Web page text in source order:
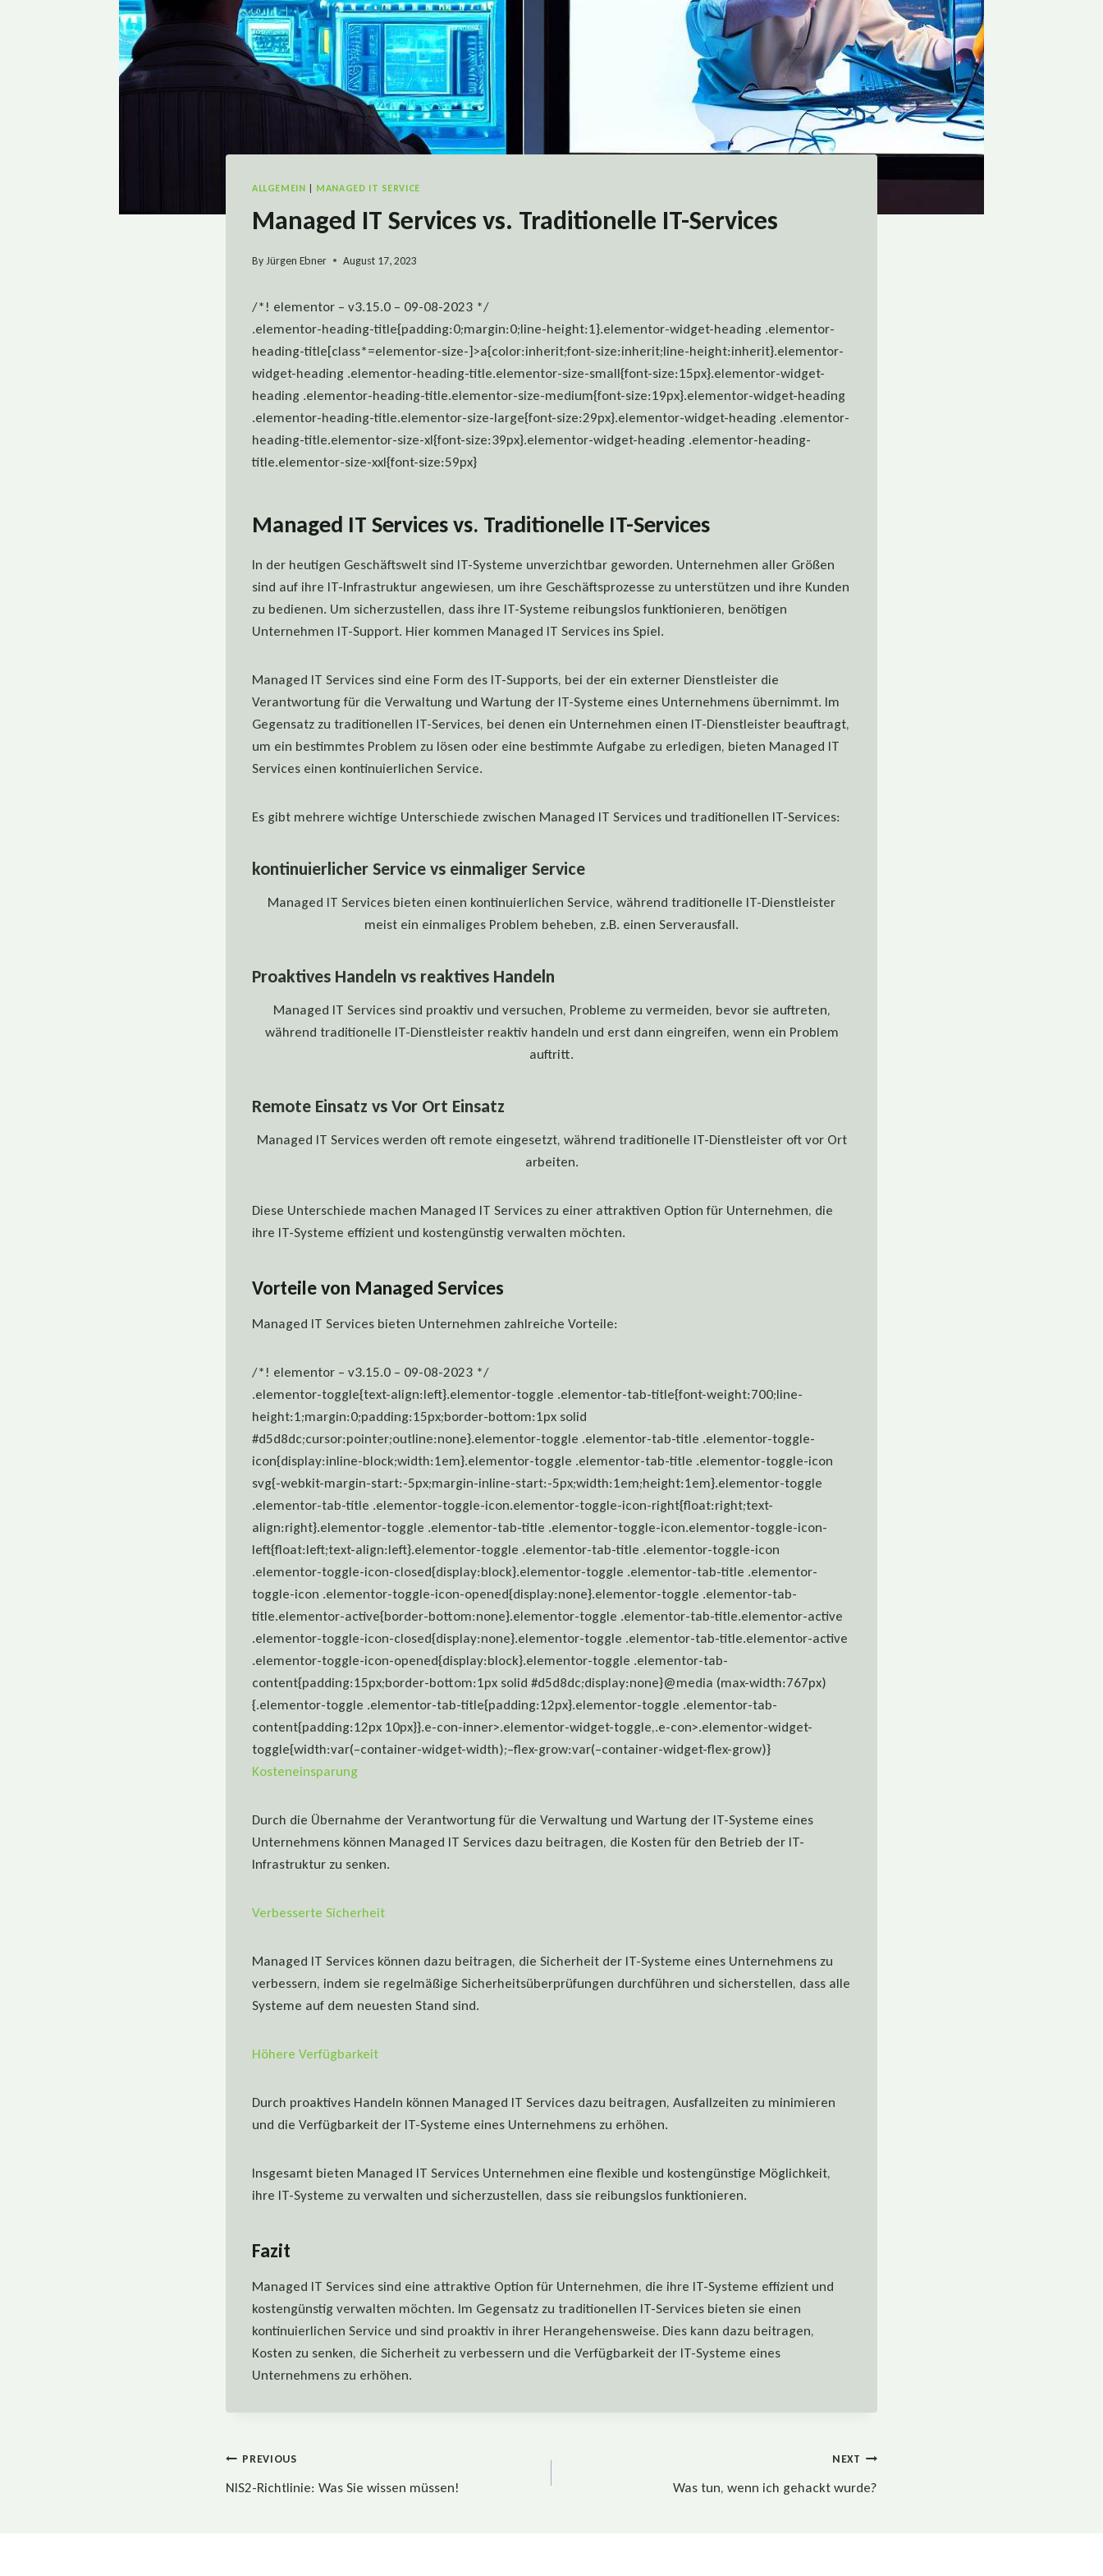
ALLGEMEIN MANAGED IT SERVICE
Managed IT Services vs. Traditionelle IT-Services
ByJürgen Ebner August 17, 2023
/*! elementor – v3.15.0 – 09-08-2023 */
.elementor-heading-title{padding:0;margin:0;line-height:1}.elementor-widget-heading .elementor-
heading-title[class*=elementor-size-]>a{color:inherit;font-size:inherit;line-height:inherit}.elementor-
widget-heading .elementor-heading-title.elementor-size-small{font-size:15px}.elementor-widget-
heading .elementor-heading-title.elementor-size-medium{font-size:19px}.elementor-widget-heading
.elementor-heading-title.elementor-size-large{font-size:29px}.elementor-widget-heading .elementor-
heading-title.elementor-size-xl{font-size:39px}.elementor-widget-heading .elementor-heading-
title.elementor-size-xxl{font-size:59px}
Managed IT Services vs. Traditionelle IT-Services
In der heutigen Geschäftswelt sind IT-Systeme unverzichtbar geworden. Unternehmen aller Größen
sind auf ihre IT-Infrastruktur angewiesen, um ihre Geschäftsprozesse zu unterstützen und ihre Kunden
zu bedienen. Um sicherzustellen, dass ihre IT-Systeme reibungslos funktionieren, benötigen
Unternehmen IT-Support. Hier kommen Managed IT Services ins Spiel.
Managed IT Services sind eine Form des IT-Supports, bei der ein externer Dienstleister die
Verantwortung für die Verwaltung und Wartung der IT-Systeme eines Unternehmens übernimmt. Im
Gegensatz zu traditionellen IT-Services, bei denen ein Unternehmen einen IT-Dienstleister beauftragt,
um ein bestimmtes Problem zu lösen oder eine bestimmte Aufgabe zu erledigen, bieten Managed IT
Services einen kontinuierlichen Service.
Es gibt mehrere wichtige Unterschiede zwischen Managed IT Services und traditionellen IT-Services:
kontinuierlicher Service vs einmaliger Service
Managed IT Services bieten einen kontinuierlichen Service, während traditionelle IT-Dienstleister
meist ein einmaliges Problem beheben, z.B. einen Serverausfall.
Proaktives Handeln vs reaktives Handeln
Managed IT Services sind proaktiv und versuchen, Probleme zu vermeiden, bevor sie auftreten,
während traditionelle IT-Dienstleister reaktiv handeln und erst dann eingreifen, wenn ein Problem
auftritt.
Remote Einsatz vs Vor Ort Einsatz
Managed IT Services werden oft remote eingesetzt, während traditionelle IT-Dienstleister oft vor Ort
arbeiten.
Diese Unterschiede machen Managed IT Services zu einer attraktiven Option für Unternehmen, die
ihre IT-Systeme effizient und kostengünstig verwalten möchten.
Vorteile von Managed Services
Managed IT Services bieten Unternehmen zahlreiche Vorteile:
/*! elementor – v3.15.0 – 09-08-2023 */
.elementor-toggle{text-align:left}.elementor-toggle .elementor-tab-title{font-weight:700;line-
height:1;margin:0;padding:15px;border-bottom:1px solid
#d5d8dc;cursor:pointer;outline:none}.elementor-toggle .elementor-tab-title .elementor-toggle-
icon{display:inline-block;width:1em}.elementor-toggle .elementor-tab-title .elementor-toggle-icon
svg{-webkit-margin-start:-5px;margin-inline-start:-5px;width:1em;height:1em}.elementor-toggle
.elementor-tab-title .elementor-toggle-icon.elementor-toggle-icon-right{float:right;text-
align:right}.elementor-toggle .elementor-tab-title .elementor-toggle-icon.elementor-toggle-icon-
left{float:left;text-align:left}.elementor-toggle .elementor-tab-title .elementor-toggle-icon
.elementor-toggle-icon-closed{display:block}.elementor-toggle .elementor-tab-title .elementor-
toggle-icon .elementor-toggle-icon-opened{display:none}.elementor-toggle .elementor-tab-
title.elementor-active{border-bottom:none}.elementor-toggle .elementor-tab-title.elementor-active
.elementor-toggle-icon-closed{display:none}.elementor-toggle .elementor-tab-title.elementor-active
.elementor-toggle-icon-opened{display:block}.elementor-toggle .elementor-tab-
content{padding:15px;border-bottom:1px solid #d5d8dc;display:none}@media (max-width:767px)
{.elementor-toggle .elementor-tab-title{padding:12px}.elementor-toggle .elementor-tab-
content{padding:12px 10px}}.e-con-inner>.elementor-widget-toggle,.e-con>.elementor-widget-
toggle{width:var(–container-widget-width);–flex-grow:var(–container-widget-flex-grow)}
Kosteneinsparung
Durch die Übernahme der Verantwortung für die Verwaltung und Wartung der IT-Systeme eines
Unternehmens können Managed IT Services dazu beitragen, die Kosten für den Betrieb der IT-
Infrastruktur zu senken.
Verbesserte Sicherheit
Managed IT Services können dazu beitragen, die Sicherheit der IT-Systeme eines Unternehmens zu
verbessern, indem sie regelmäßige Sicherheitsüberprüfungen durchführen und sicherstellen, dass alle
Systeme auf dem neuesten Stand sind.
Höhere Verfügbarkeit
Durch proaktives Handeln können Managed IT Services dazu beitragen, Ausfallzeiten zu minimieren
und die Verfügbarkeit der IT-Systeme eines Unternehmens zu erhöhen.
Insgesamt bieten Managed IT Services Unternehmen eine flexible und kostengünstige Möglichkeit,
ihre IT-Systeme zu verwalten und sicherzustellen, dass sie reibungslos funktionieren.
Fazit
Managed IT Services sind eine attraktive Option für Unternehmen, die ihre IT-Systeme effizient und
kostengünstig verwalten möchten. Im Gegensatz zu traditionellen IT-Services bieten sie einen
kontinuierlichen Service und sind proaktiv in ihrer Herangehensweise. Dies kann dazu beitragen,
Kosten zu senken, die Sicherheit zu verbessern und die Verfügbarkeit der IT-Systeme eines
Unternehmens zu erhöhen.
Beitragsnavigation
PREVIOUS
NIS2-Richtlinie: Was Sie wissen müssen!
NEXT
Was tun, wenn ich gehackt wurde?